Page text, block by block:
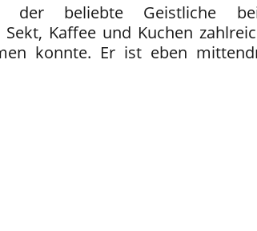
der beliebte Geistliche
Kaffee und Kuchen
konnte. Er ist eben